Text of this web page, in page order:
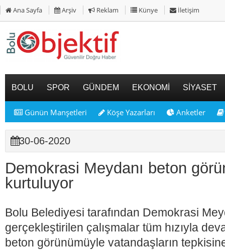
Ana Sayfa Arşiv Reklam Künye İletişim
BOLU SPOR GÜNDEM EKONOMİ SİYASET
Günün Manşetleri Köşe Yazarları Anketler
30-06-2020
Demokrasi Meydanı beton
kurtuluyor
Bolu Belediyesi tarafından Demokrasi
gerçekleştirilen çalışmalar tüm hızıyla
beton görünümüyle vatandaşların